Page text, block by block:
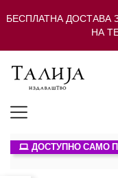
БЕСПЛАТНА ДОСТАВА
НА
ДОСТУПНО САМО